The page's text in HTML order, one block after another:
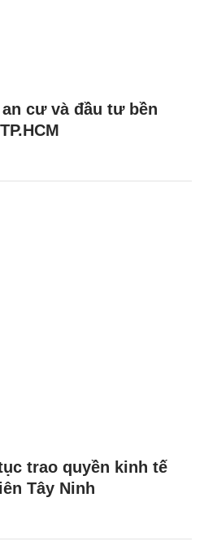
cư và đầu tư bền
trao quyền kinh tế
Tây Ninh